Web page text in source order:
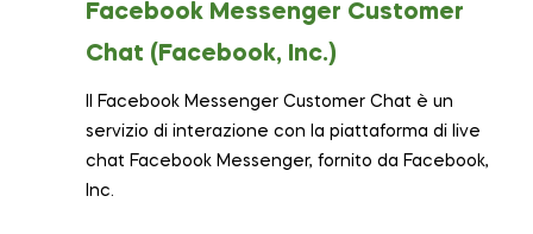
Facebook Messenger Customer
Chat (Facebook, Inc.)
Il Facebook Messenger Customer Chat è un
servizio di interazione con la piattaforma di live
chat Facebook Messenger, fornito da Facebook,
Inc.